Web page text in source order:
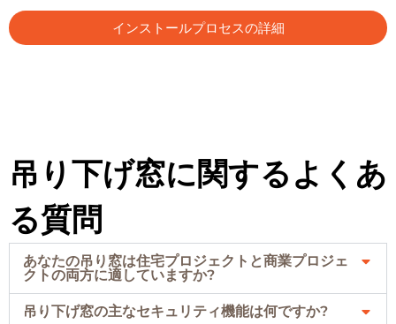
インストールプロセスの詳細
吊り下げ窓に関するよくあ
る質問
あなたの吊り窓は住宅プロジェクトと商業プロジェ
クトの両方に適していますか?
吊り下げ窓の主なセキュリティ機能は何ですか?